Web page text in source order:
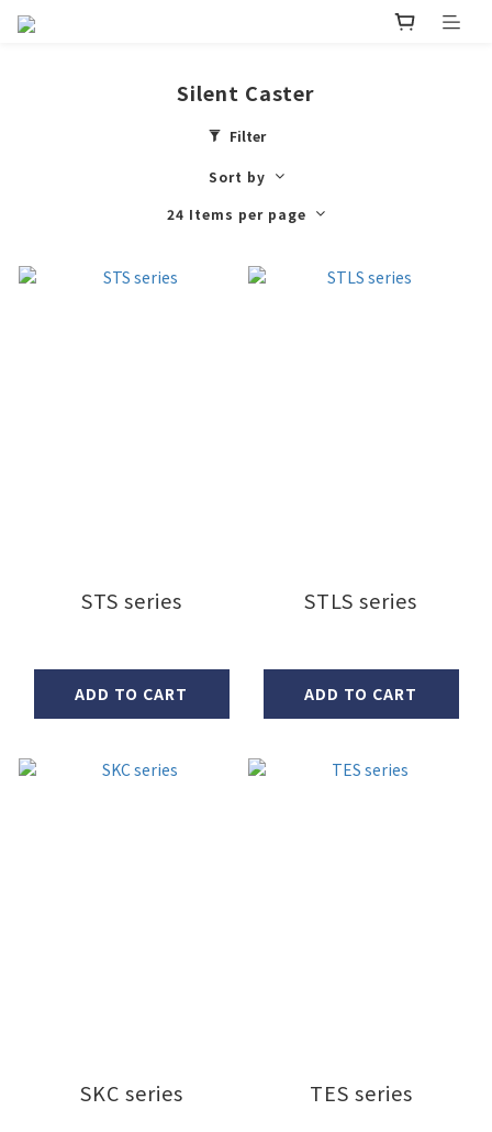
Silent Caster
Filter
Sort by
24 Items per page
STS series
ADD TO CART
STLS series
ADD TO CART
SKC series TES series